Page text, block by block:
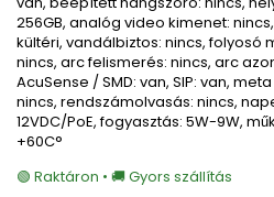
256GB, analóg video kimenet:
kültéri, vandálbiztos: nincs, folyosó
nincs, arc felismerés: nincs, arc
AcuSense / SMD: van, SIP: van,
nincs, rendszámolvasás: nincs,
12VDC/PoE, fogyasztás: 5W-9W,
+60C°
🟢 Raktáron • 🚚 Gyors szállítás